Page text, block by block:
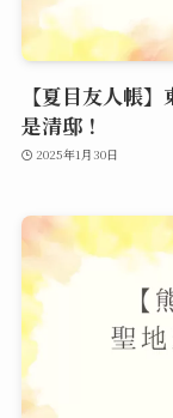
【夏目友人帳
是清邸！
2025年1月30日